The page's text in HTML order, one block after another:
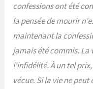
confessions ont été
la pensée de mourir
maintenant la
jamais été commis. La
l'infidélité. À un tel
vécue. Si la vie ne